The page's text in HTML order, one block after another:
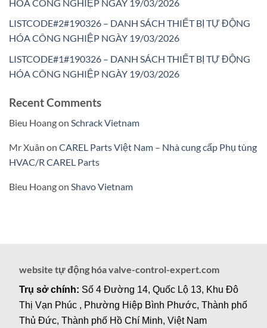
HÓA CÔNG NGHIỆP NGÀY 19/03/2026
LISTCODE#2#190326 – DANH SÁCH THIẾT BỊ TỰ ĐỘNG
HÓA CÔNG NGHIỆP NGÀY 19/03/2026
LISTCODE#1#190326 – DANH SÁCH THIẾT BỊ TỰ ĐỘNG
HÓA CÔNG NGHIỆP NGÀY 19/03/2026
Recent Comments
Bieu Hoangon Schrack Vietnam
Mr Xuân on CAREL Parts Việt Nam – Nhà cung cấp Phụ tùng
HVAC/R CAREL Parts
Bieu Hoangon Shavo Vietnam
website tự động hóa valve-control-expert.com
Trụ sở chính: Số 4 Đường 14, Quốc Lộ 13, Khu Đô
Thị Vạn Phúc , Phường Hiệp Bình Phước, Thành phố
Thủ Đức, Thành phố Hồ Chí Minh, Việt Nam